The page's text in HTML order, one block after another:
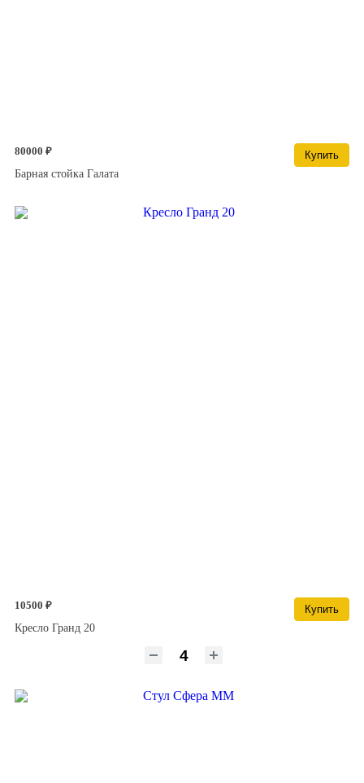
80000 ₽
Купить
Барная стойка Галата
10500 ₽
Купить
Кресло Гранд 20